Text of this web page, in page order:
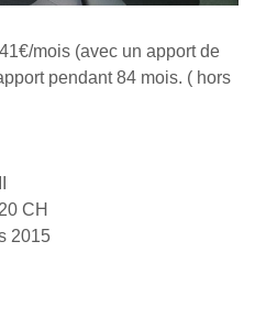
mois (avec un apport de
pendant 84 mois. ( hors
CH
2015